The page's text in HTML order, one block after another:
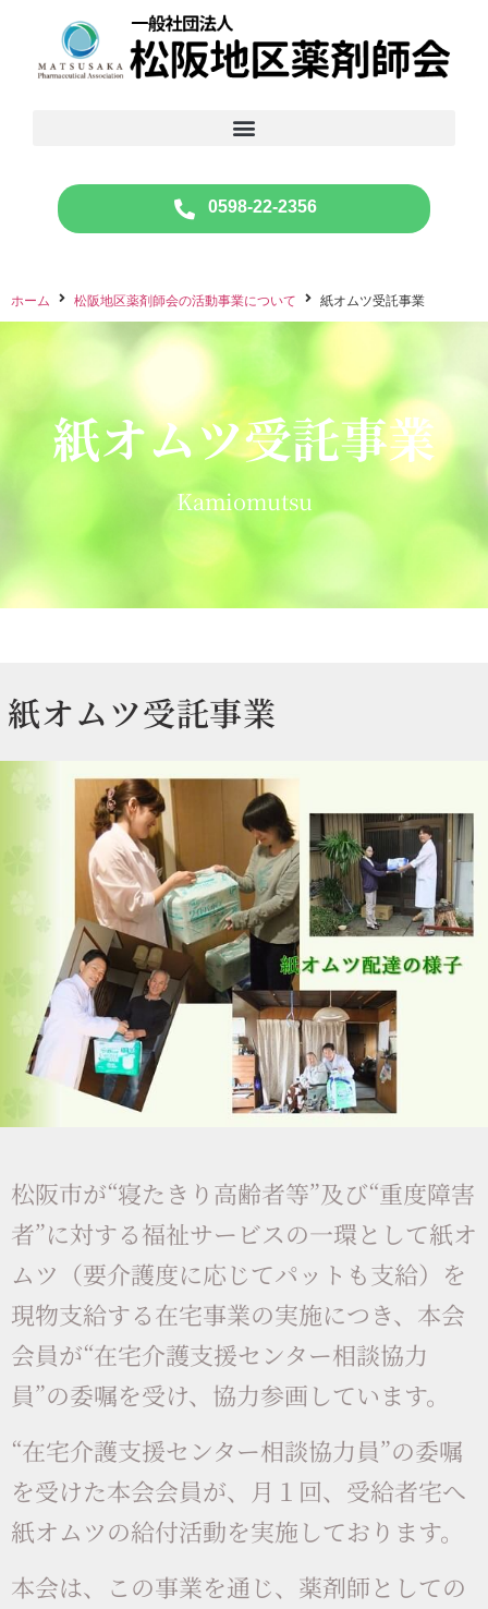
0598-22-2356
ホーム 松阪地区薬剤師会の活動事業について 紙オムツ受託事業
紙オムツ受託事業
Kamiomutsu
紙オムツ受託事業
松阪市が“寝たきり高齢者等”及び“重度障害
者”に対する福祉サービスの一環として紙オ
ムツ（要介護度に応じてパットも支給）を
現物支給する在宅事業の実施につき、本会
会員が“在宅介護支援センター相談協力
員”の委嘱を受け、協力参画しています。
“在宅介護支援センター相談協力員”の委嘱
を受けた本会会員が、月１回、受給者宅へ
紙オムツの給付活動を実施しております。
本会は、この事業を通じ、薬剤師としての